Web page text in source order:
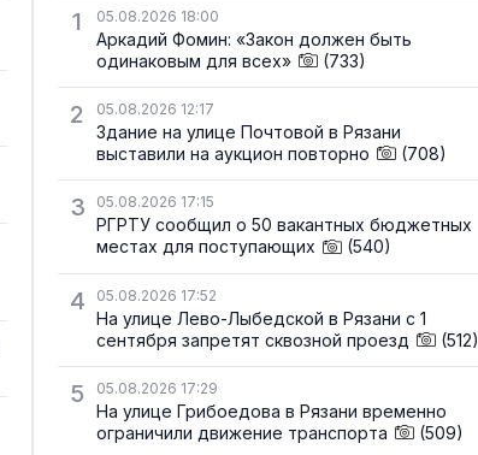
1
05.08.2026 18:00
Аркадий Фомин: «Закон должен быть
одинаковым для всех»
(733)
2 05.08.2026 12:17
Здание на улице Почтовой в Рязани
выставили на аукцион повторно
(708)
3 05.08.2026 17:15
РГРТУ сообщил о 50 вакантных бюджетных
местах для поступающих
(540)
4 05.08.2026 17:52
На улице Лево-Лыбедской в Рязани с 1
сентября запретят сквозной проезд
(512)
5 05.08.2026 17:29
На улице Грибоедова в Рязани временно
ограничили движение транспорта
(509)